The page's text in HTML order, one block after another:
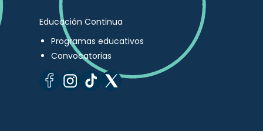
Educación Continua
Programas educativos
Convocatorias